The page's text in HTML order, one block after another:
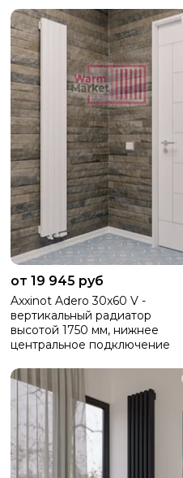
от 19 945 руб
Axxinot Adero 30х60 V -
вертикальный радиатор
высотой 1750 мм, нижнее
центральное подключение